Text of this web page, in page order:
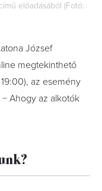
előadásából (Fotó:
József
megtekinthető
az esemény
− Ahogy az alkotók